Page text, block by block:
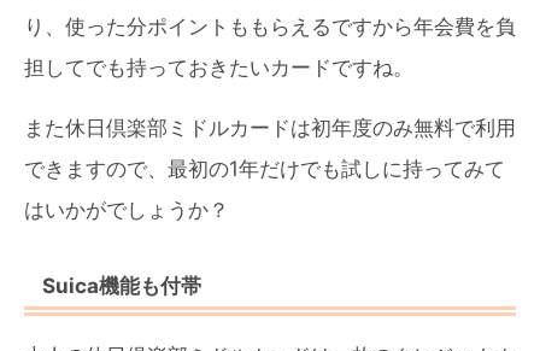
り、使った分ポイントももらえるですから年会費を負
担してでも持っておきたいカードですね。
また休日倶楽部ミドルカードは初年度のみ無料で利用
できますので、最初の1年だけでも試しに持ってみて
はいかがでしょうか？
Suica機能も付帯